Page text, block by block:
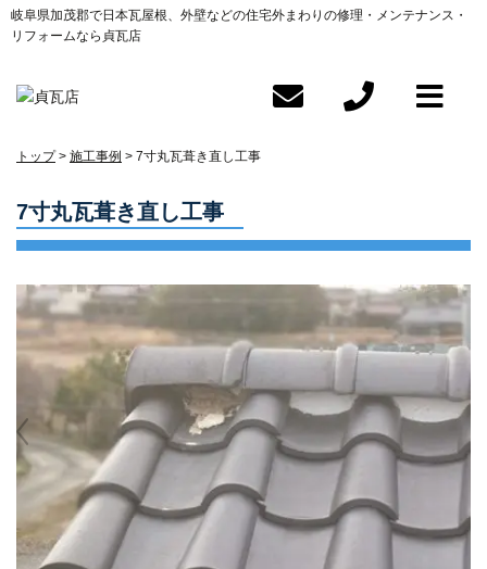
岐阜県加茂郡で日本瓦屋根、外壁などの住宅外まわりの修理・メンテナンス・
リフォームなら貞瓦店
トップ 施工事例 7寸丸瓦葺き直し工事
7寸丸瓦葺き直し工事